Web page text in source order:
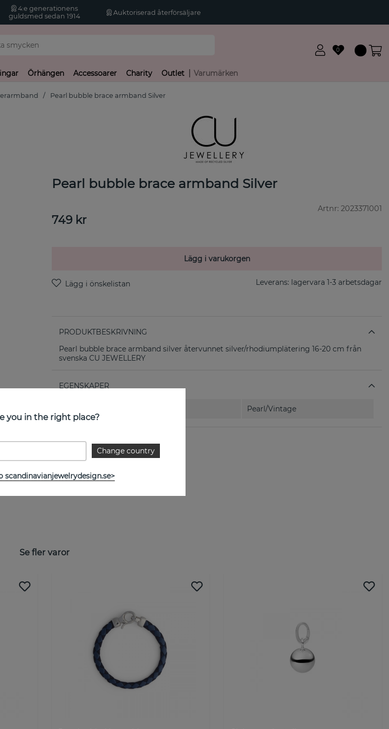
4:e generationens
guldsmed sedan 1914
Auktoriserad återförsäljare
0
Örhängen Accessoarer Charity Outlet Varumärken
Pearl bubble brace armband Silver
Pearl bubble brace armband Silver
Artnr: 2023371001
749 kr
Lägg i varukorgen
Leverans: lagervara 1-3 arbetsdagar
PRODUKTBESKRIVNING
Pearl bubble brace armband silver återvunnet silver/rhodiumplätering 16-20 cm från
svenska CU JEWELLERY
EGENSKAPER
Pearl/Vintage
Se fler varor
you in the right place?
Change country
scandinavianjewelrydesign.se>